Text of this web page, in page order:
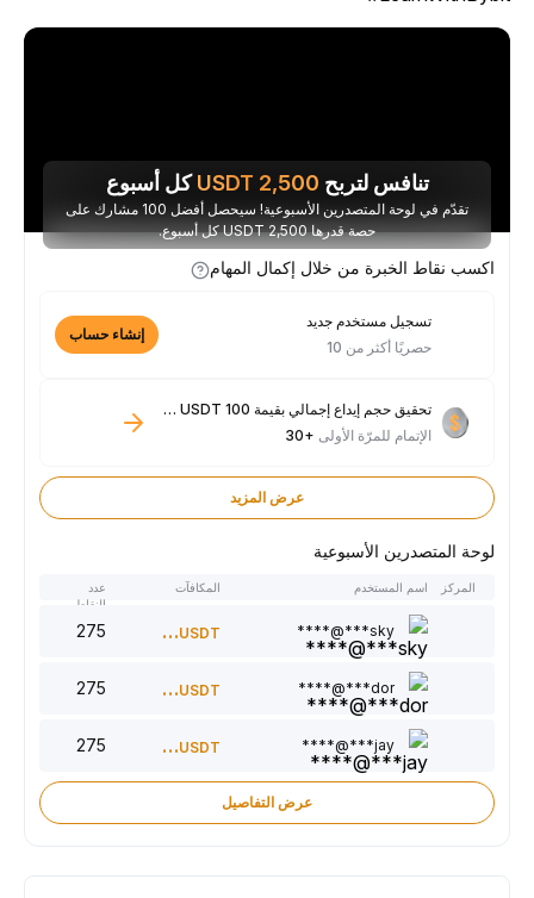
تنافس لتربح 2,500
USDTكل أسبوع
تقدّم في لوحة المتصدرين الأسبوعية! سيحصل أفضل 100 مشارك على
حصة قدرها 2,500 USDT كل أسبوع.
اكسب نقاط الخبرة من خلال إكمال المهام
تسجيل مستخدم جديد
حصريًا أكثر من 10
إنشاء حساب
تحقيق حجم إيداع إجمالي بقيمة 100 USDT فأكثر
الإتمام للمرّة الأولى+30
عرض المزيد
لوحة المتصدرين الأسبوعية
المركز اسم المستخدم المكافآت
النقاط
sky***@****
300USDT
dor***@****
220USDT
jay***@****
150USDT
عرض التفاصيل